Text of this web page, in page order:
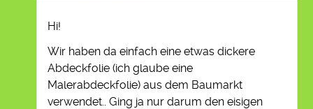
Hi!
Wir haben da einfach eine etwas dickere
Abdeckfolie (ich glaube eine
Malerabdeckfolie) aus dem Baumarkt
verwendet.. Ging ja nur darum den eisigen